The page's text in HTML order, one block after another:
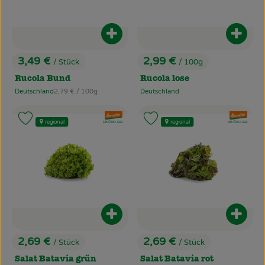
, Preis:
3,49 € / Stück
Rucola Bund
, Herkunft:
Deutschland, Referenzpreis:
2,79 € / 100g
Produkt zum Warenkorb
, Preis:
2,99 € / 100g
Rucola lose
, Herkunft:
Deutschland
, Preis:
2,69 € / Stück
Salat Batavia grün
Produkt zum Warenkorb
, Verband:
, Kontrollstelle:
DE-ÖKO-022
regional
Produkt zu Favouriten hinzufügen
, Preis:
2,69 € / Stück
Salat Batavia rot
, Verband:
, Kontrollstelle:
DE-ÖKO-022
regional
Produkt zu Favouriten